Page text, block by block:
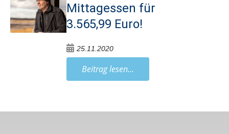
Mittagessen für
3.565,99 Euro!
25.11.2020
Beitrag lesen...